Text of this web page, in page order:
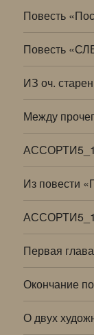
Повесть
Повесть
ИЗ оч.
Между
Из повести
Первая
Окончание
О двух